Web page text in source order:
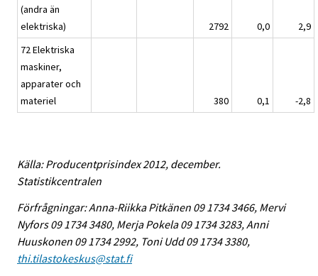
(andra än
elektriska)
2792 0,0
2,9
72 Elektriska
maskiner,
apparater och
materiel
380 0,1 -2,8
Källa: Producentprisindex 2012, december.
Statistikcentralen
Förfrågningar: Anna-Riikka Pitkänen 09 1734 3466, Mervi
Nyfors 09 1734 3480, Merja Pokela 09 1734 3283, Anni
Huuskonen 09 1734 2992, Toni Udd 09 1734 3380,
thi.tilastokeskus@stat.fi